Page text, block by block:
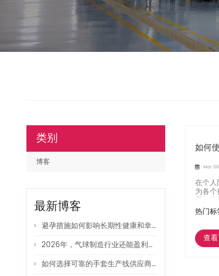
如何
Mar
在个
为各
我们
热门
查
类别
博客
最新博客
避孕措施如何影响长期性健康和幸福感？
2026年，气球制造行业还能盈利吗？
如何选择可靠的手套生产线供应商？